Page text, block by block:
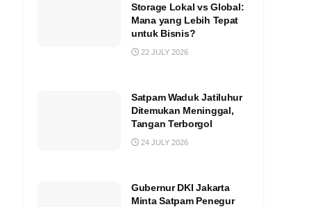
Storage Lokal vs Global:
Mana yang Lebih Tepat
untuk Bisnis?
22 JULY 2026
Satpam Waduk Jatiluhur
Ditemukan Meninggal,
Tangan Terborgol
24 JULY 2026
Gubernur DKI Jakarta
Minta Satpam Penegur